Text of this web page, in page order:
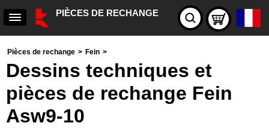
PIÈCES DE RECHANGE
Pièces de rechange > Fein >
Dessins techniques et
pièces de rechange Fein
Asw9-10